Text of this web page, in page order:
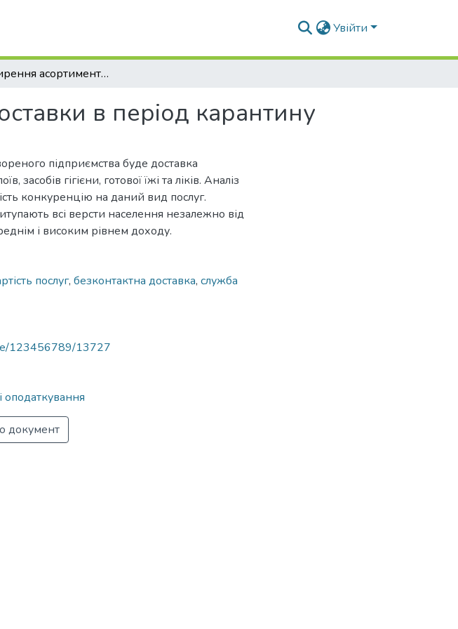
Увійти
Розширення асортименту послуг доставки в період карантину
в період карантину
підприємства буде доставка
засобів гігієни, готової їжі та ліків. Аналіз
конкуренцію на даний вид послуг.
всі версти населення незалежно від
і високим рівнем доходу.
послуг, безконтактна доставка, служба
123456789/13727
оподаткування
документ